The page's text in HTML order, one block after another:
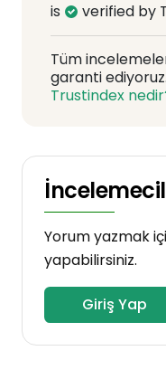
is verified by
Tüm
garanti ediyoruz.
Trustindex
Yorum yazmak
yapabilirsiniz.
Giriş Yap